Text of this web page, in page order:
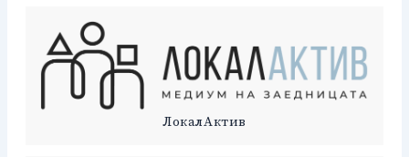
ЛокалАктив